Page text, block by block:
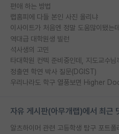
편애 하는 방법
랩홈피에 다들 본인 사진 올리냐
이사이트가 처음엔 정말 도움많이됐는데
역대급 대학원생 빌런
석사생의 고민
정출연 학연 박사 질문(DGIST)
자유 게시판(아무개랩)에서 최근
알츠하이머 관련 고등학생 탐구 포트폴